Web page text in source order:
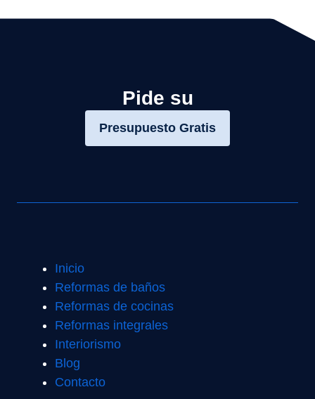
Pide su
Presupuesto Gratis
Inicio
Reformas de baños
Reformas de cocinas
Reformas integrales
Interiorismo
Blog
Contacto